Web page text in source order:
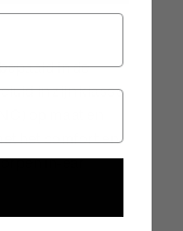
in de
in zijn klasse,
op maat en
het comfort en
in-ear